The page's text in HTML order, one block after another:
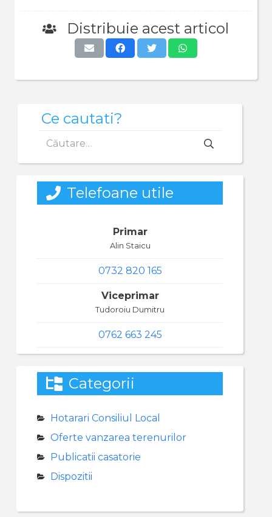
Distribuie acest articol
Ce cautati?
după:
Telefoane utile
Primar
Alin Staicu
0732 820 165
Viceprimar
Tudoroiu Dumitru
0762 663 245
Categorii
Hotarari Consiliul Local
Oferte vanzarea terenurilor
Publicatii casatorie
Dispozitii